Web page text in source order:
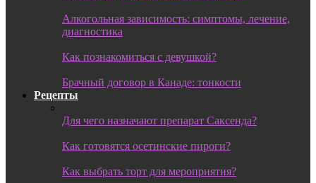
Алкогольная зависимость: симптомы, лечение,
диагностика
Как познакомиться с девушкой?
Брачный договор в Канаде: тонкости
Рецепты
Для чего назначают препарат Саксенда?
Как готовятся осетинские пироги?
Как выбрать торт для мероприятия?